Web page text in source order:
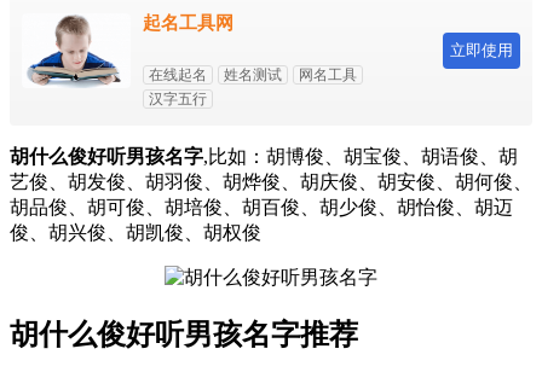
起名工具网
在线起名 姓名测试
网名工具
汉字五行
立即使用
胡什么俊好听男孩名字,比如：胡博俊、胡宝俊、胡语俊、胡
艺俊、胡发俊、胡羽俊、胡烨俊、胡庆俊、胡安俊、胡何俊、
胡品俊、胡可俊、胡培俊、胡百俊、胡少俊、胡怡俊、胡迈
俊、胡兴俊、胡凯俊、胡权俊
胡什么俊好听男孩名字推荐